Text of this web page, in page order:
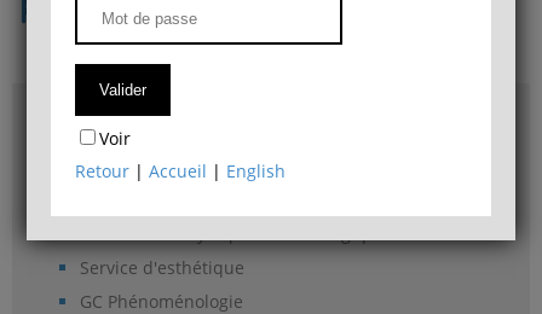
Accès & plans
Bibliothèque du Département de philosophie
Service d'esthétique
GC Phénoménologie
Voir
Retour |Accueil | English